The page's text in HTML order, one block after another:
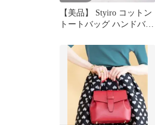
【美品】 Styiro コットン
トートバッグ ハンドバッ